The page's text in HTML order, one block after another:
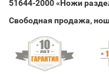
51644-2000 «Ножи
Свободная продажа,